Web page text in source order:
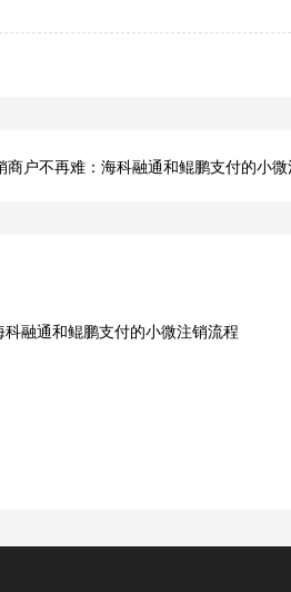
商户不再难：海科融通和鲲鹏支付的小
融通和鲲鹏支付的小微注销流程